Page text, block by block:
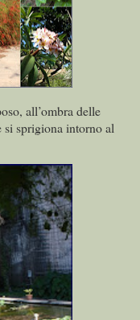
all’ombra delle
si sprigiona intorno al